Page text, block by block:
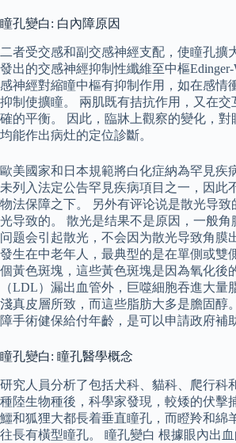
瞳孔變白: 白內障原因
二者受交感和副交感神經支配，使瞳孔擴
發出的交感神經抑制性纖維至中樞Edinger-
感神經對縮瞳中樞有抑制作用，如在感情
抑制使擴瞳。 兩肌既有拮抗作用，又在
確的平衡。 因此，臨牀上觀察的變化，對
均能作出病灶的定位診斷。
歐美國家和日本規範將白化症納為罕見疾
未列入法定公告罕見疾病項目之一，因此
物法保障之下。 另外有评论说是散光导致
光导致的。 散光是结果不是原因，一般角
问题会引起散光，不会因为散光导致角膜
發生在中老年人，最典型的是在單側或雙
個黃色斑塊，這些黃色斑塊是因為氧化後
（LDL）漏出血管外，巨噬細胞吞進大量
淺真皮層所致，而這些脂肪大多是膽固醇
障手術健保給付年齡，是可以申請政府補
瞳孔變白: 瞳孔醫學概念
研究人員分析了包括犬科、貓科、爬行科
種陸生物種後，科學家發現，較矮的伏擊
鱷和狐狸大都長着垂直瞳孔，而瞪羚和綿
往長有橫型瞳孔。 瞳孔變白 根據眼內出